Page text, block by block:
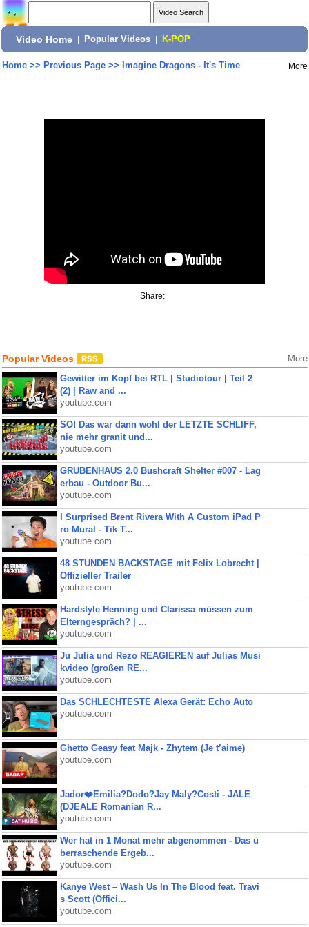
Video Home Popular Videos K-POP
Home>> Previous Page>> Imagine Dragons - It's Time More
Share:
Popular Videos More
Gewitter im Kopf bei RTL | Studiotour | Teil 2
(2) | Raw and ...
youtube.com
SO! Das war dann wohl der LETZTE SCHLIFF,
nie mehr granit und...
youtube.com
GRUBENHAUS 2.0 Bushcraft Shelter #007 - Lag
erbau - Outdoor Bu...
youtube.com
I Surprised Brent Rivera With A Custom iPad P
ro Mural - Tik T...
youtube.com
48 STUNDEN BACKSTAGE mit Felix Lobrecht |
Offizieller Trailer
youtube.com
Hardstyle Henning und Clarissa müssen zum
Elterngespräch? | ...
youtube.com
Ju Julia und Rezo REAGIEREN auf Julias Musi
kvideo (großen RE...
youtube.com
Das SCHLECHTESTE Alexa Gerät: Echo Auto
youtube.com
Ghetto Geasy feat Majk - Zhytem (Je t’aime)
youtube.com
Jador❤️Emilia?Dodo?Jay Maly?Costi - JALE
(DJEALE Romanian R...
youtube.com
Wer hat in 1 Monat mehr abgenommen - Das ü
berraschende Ergeb...
youtube.com
Kanye West – Wash Us In The Blood feat. Travi
s Scott (Offici...
youtube.com